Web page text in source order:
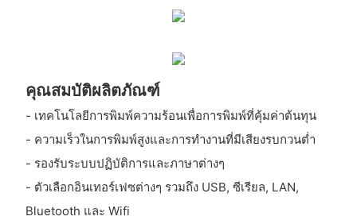
คุณสมบัติผลิตภัณฑ์
- เทคโนโลยีการพิมพ์ความร้อนเพื่อการพิมพ์ที่คุ้มค่าต้นทุน
- ความเร็วในการพิมพ์สูงและการทำงานที่มีเสียงรบกวนต่ำ
- รองรับระบบปฏิบัติการและภาษาต่างๆ
- ตัวเลือกอินเทอร์เฟซต่างๆ รวมถึง USB, ซีเรียล, LAN,
Bluetooth และ Wifi